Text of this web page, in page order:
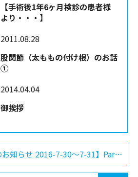
【手術後1年6ヶ月検診の患者様
より・・・】
2011.08.28
股関節（太ももの付け根）のお話
①
2014.04.04
御挨拶
【内覧会のお知らせ 2016-7-30～7-31】Part.1